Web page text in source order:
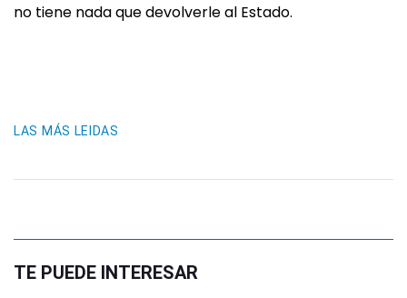
no tiene nada que devolverle al Estado.
LAS MÁS LEIDAS
TE PUEDE INTERESAR